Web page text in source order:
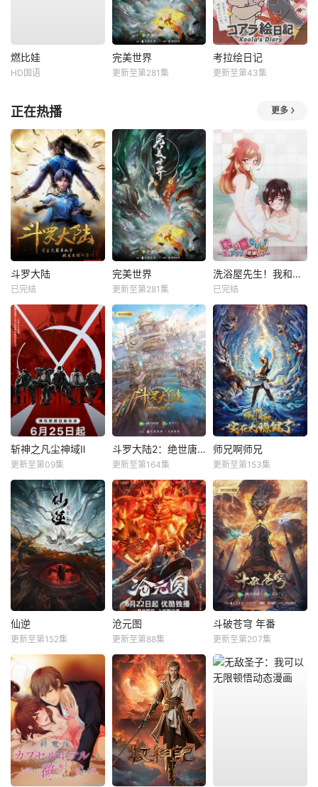
燃比娃
HD国语
完美世界
更新至第281集
考拉绘日记
更新至第43集
正在热播 更多
斗罗大陆
已完结
完美世界
更新至第281集
洗浴屋先生！我和那家伙在女浴池！？
已完结
斩神之凡尘神域Ⅱ
更新至第09集
斗罗大陆2：绝世唐门
更新至第164集
师兄啊师兄
更新至第153集
仙逆
更新至第152集
沧元图
更新至第88集
斗破苍穹 年番
更新至第207集